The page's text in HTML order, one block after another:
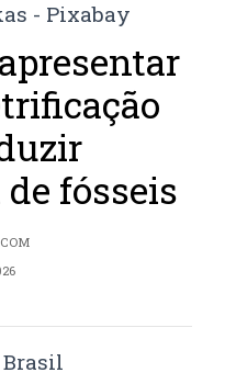
fósseis